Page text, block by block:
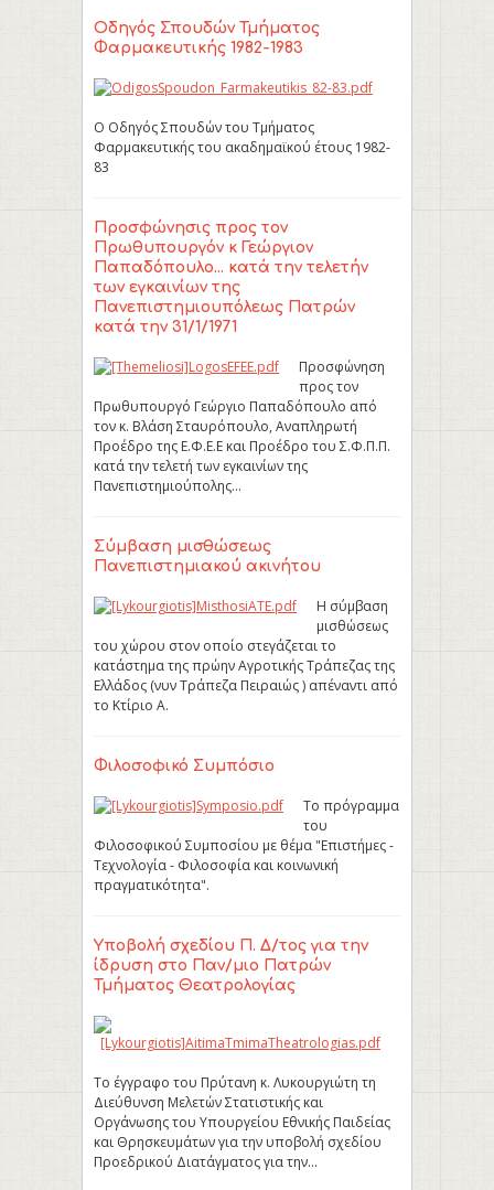
Οδηγός Σπουδών Τμήματος
Φαρμακευτικής 1982-1983
Ο Οδηγός Σπουδών του Τμήματος
Φαρμακευτικής του ακαδημαϊκού έτους 1982-
83
Προσφώνησις προς τον
Πρωθυπουργόν κ Γεώργιον
Παπαδόπουλο... κατά την τελετήν
των εγκαινίων της
Πανεπιστημιουπόλεως Πατρών
κατά την 31/1/1971
Προσφώνηση
προς τον
Πρωθυπουργό Γεώργιο Παπαδόπουλο από
τον κ. Βλάση Σταυρόπουλο, Αναπληρωτή
Προέδρο της Ε.Φ.Ε.E και Προέδρο του Σ.Φ.Π.Π.
κατά την τελετή των εγκαινίων της
Πανεπιστημιούπολης…
Σύμβαση μισθώσεως
Πανεπιστημιακού ακινήτου
Η σύμβαση
μισθώσεως
του χώρου στον οποίο στεγάζεται το
κατάστημα της πρώην Αγροτικής Τράπεζας της
Ελλάδος (νυν Τράπεζα Πειραιώς ) απέναντι από
το Κτίριο Α.
Φιλοσοφικό Συμπόσιο
Το πρόγραμμα
του
Φιλοσοφικού Συμποσίου με θέμα "Επιστήμες -
Τεχνολογία - Φιλοσοφία και κοινωνική
πραγματικότητα".
Υποβολή σχεδίου Π. Δ/τος για την
ίδρυση στο Παν/μιο Πατρών
Τμήματος Θεατρολογίας
Το έγγραφο του Πρύτανη κ. Λυκουργιώτη τη
Διεύθυνση Μελετών Στατιστικής και
Οργάνωσης του Υπουργείου Εθνικής Παιδείας
και Θρησκευμάτων για την υποβολή σχεδίου
Προεδρικού Διατάγματος για την…